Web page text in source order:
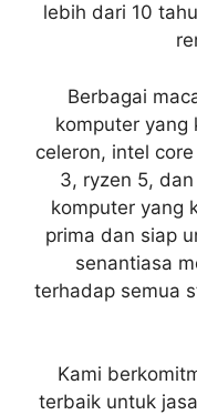
lebih dari 10
Berbagai
komputer yang
celeron, intel
3, ryzen 5,
komputer yang
prima dan siap
senantiasa
terhadap semua
Kami
terbaik untuk